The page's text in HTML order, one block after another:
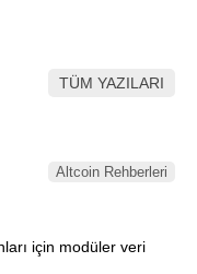
TÜM YAZILARI
Altcoin Rehberleri